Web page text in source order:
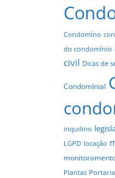
Condomíno
do condomínio
civil Dicas de
Condomínial
inquilino
LGPD locação
Plantas Portaria